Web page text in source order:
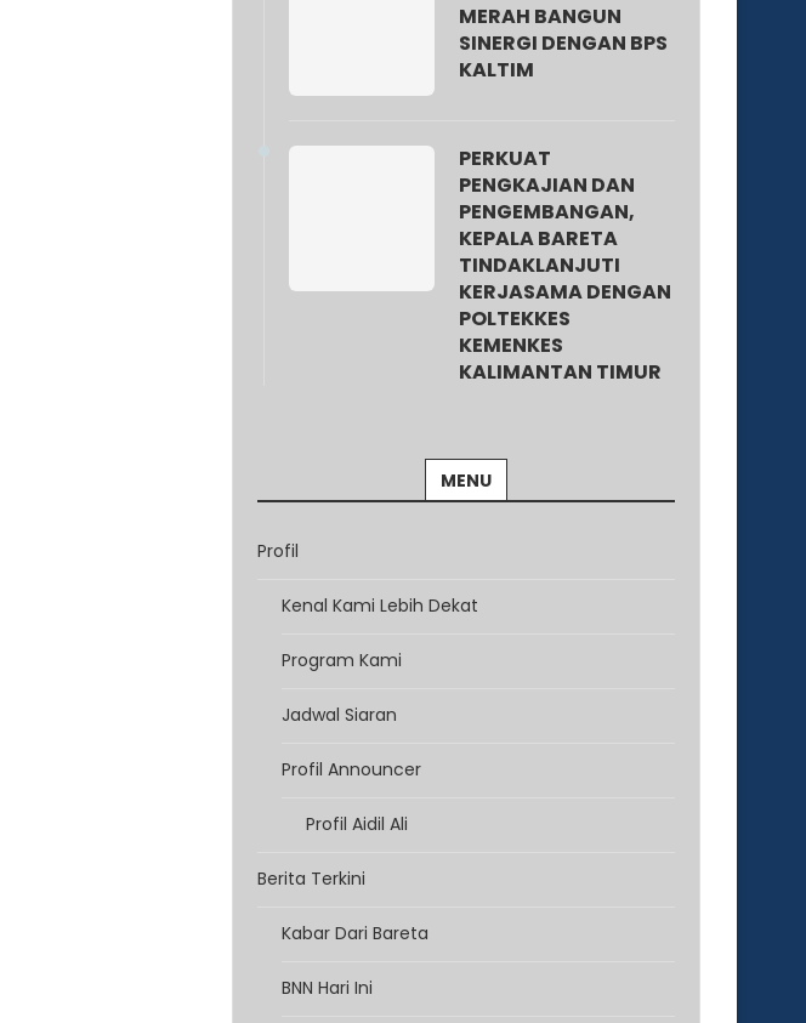
MERAH BANGUN
SINERGI DENGAN BPS
KALTIM
PERKUAT
PENGKAJIAN DAN
PENGEMBANGAN,
KEPALA BARETA
TINDAKLANJUTI
KERJASAMA DENGAN
POLTEKKES
KEMENKES
KALIMANTAN TIMUR
MENU
Profil
Kenal Kami Lebih Dekat
Program Kami
Jadwal Siaran
Profil Announcer
Profil Aidil Ali
Berita Terkini
Kabar Dari Bareta
BNN Hari Ini